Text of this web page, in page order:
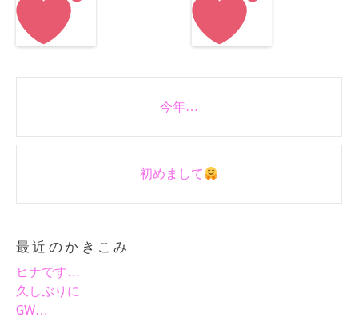
今年…
初めまして
最近のかきこみ
ヒナです…
久しぶりに
GW…